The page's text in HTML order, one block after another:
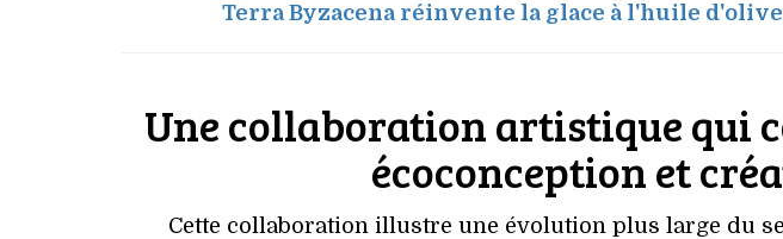
Terra Byzacena réinvente la glace à l'huile
Une collaboration artistique qui
écoconception et
Cette collaboration illustre une évolution plus large du